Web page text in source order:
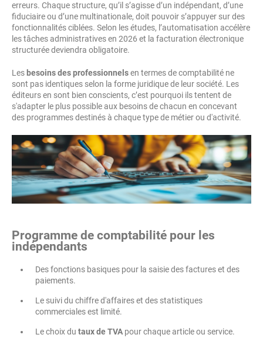
erreurs. Chaque structure, qu’il s’agisse d’un indépendant, d’une
fiduciaire ou d’une multinationale, doit pouvoir s’appuyer sur des
fonctionnalités ciblées. Selon les études, l’automatisation accélère
les tâches administratives en 2026 et la facturation électronique
structurée deviendra obligatoire.
Les besoins des professionnelsen termes de comptabilité ne
sont pas identiques selon la forme juridique de leur société. Les
éditeurs en sont bien conscients, c’est pourquoi ils tentent de
s'adapter le plus possible aux besoins de chacun en concevant
des programmes destinés à chaque type de métier ou d'activité.
Programme de comptabilité pour les
indépendants
Des fonctions basiques pour la saisie des factures et des
paiements.
Le suivi du chiffre d'affaires et des statistiques
commerciales est limité.
Le choix du taux de TVApour chaque article ou service.